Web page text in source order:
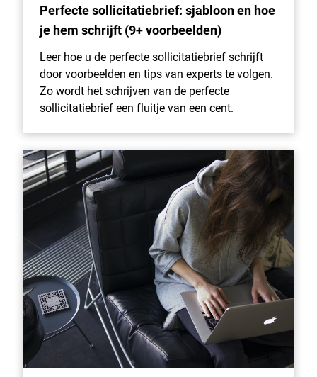
Perfecte sollicitatiebrief: sjabloon en hoe
je hem schrijft (9+ voorbeelden)
Leer hoe u de perfecte sollicitatiebrief schrijft
door voorbeelden en tips van experts te volgen.
Zo wordt het schrijven van de perfecte
sollicitatiebrief een fluitje van een cent.